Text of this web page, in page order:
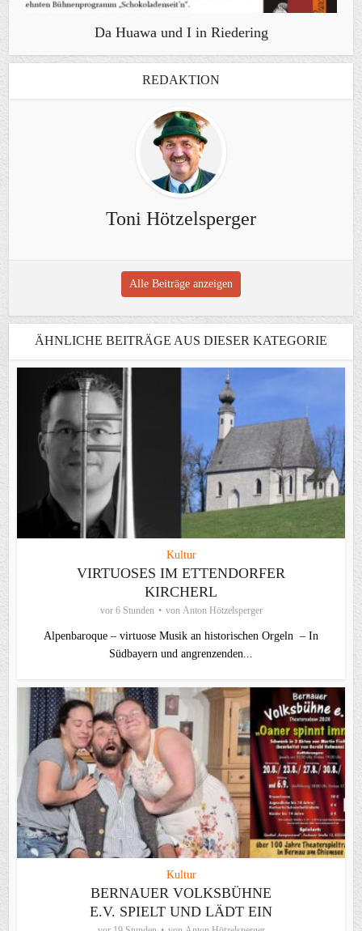
Da Huawa und I in Riedering
REDAKTION
Toni Hötzelsperger
Alle Beiträge anzeigen
ÄHNLICHE BEITRÄGE AUS DIESER KATEGORIE
Kultur
VIRTUOSES IM ETTENDORFER
KIRCHERL
vor 6 Stunden von Anton Hötzelsperger
Alpenbaroque – virtuose Musik an historischen Orgeln – In
Südbayern und angrenzenden...
Kultur
BERNAUER VOLKSBÜHNE
E.V. SPIELT UND LÄDT EIN